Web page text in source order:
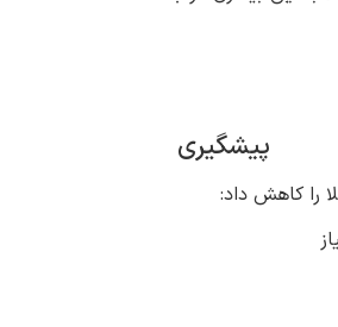
پیشگیری
را کاهش داد: